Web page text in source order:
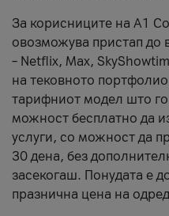
За корисниците на A1
овозможува пристап до
– Netflix, Max,
на тековното
тарифниот модел што го
можност бесплатно да
услуги, со можност да
30 дена, без
засекогаш. Понудата е
празнична цена на